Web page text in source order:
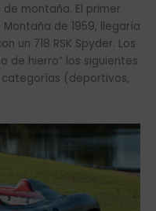
montaña. El primer
de 1959, llegaría
un 718 RSK Spyder. Los
de hierro” los siguientes
(deportivos,